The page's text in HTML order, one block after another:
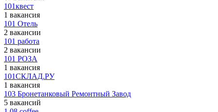
101квест
1 вакансия
101 Отель
2 вакансии
101 работа
2 вакансии
101 РОЗА
1 вакансия
101СКЛАД.РУ
1 вакансия
103 Бронетанковый Ремонтный Завод
5 вакансий